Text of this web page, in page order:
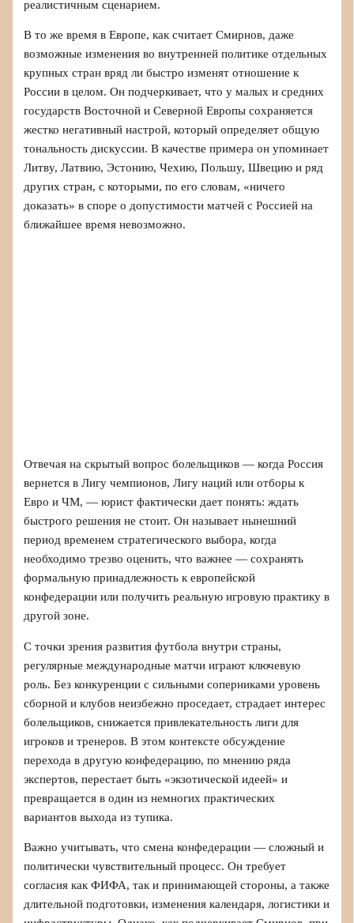
реалистичным сценарием.
В то же время в Европе, как считает Смирнов, даже
возможные изменения во внутренней политике отдельных
крупных стран вряд ли быстро изменят отношение к
России в целом. Он подчеркивает, что у малых и средних
государств Восточной и Северной Европы сохраняется
жестко негативный настрой, который определяет общую
тональность дискуссии. В качестве примера он упоминает
Литву, Латвию, Эстонию, Чехию, Польшу, Швецию и ряд
других стран, с которыми, по его словам, «ничего
доказать» в споре о допустимости матчей с Россией на
ближайшее время невозможно.
Отвечая на скрытый вопрос болельщиков — когда Россия
вернется в Лигу чемпионов, Лигу наций или отборы к
Евро и ЧМ, — юрист фактически дает понять: ждать
быстрого решения не стоит. Он называет нынешний
период временем стратегического выбора, когда
необходимо трезво оценить, что важнее — сохранять
формальную принадлежность к европейской
конфедерации или получить реальную игровую практику в
другой зоне.
С точки зрения развития футбола внутри страны,
регулярные международные матчи играют ключевую
роль. Без конкуренции с сильными соперниками уровень
сборной и клубов неизбежно проседает, страдает интерес
болельщиков, снижается привлекательность лиги для
игроков и тренеров. В этом контексте обсуждение
перехода в другую конфедерацию, по мнению ряда
экспертов, перестает быть «экзотической идеей» и
превращается в один из немногих практических
вариантов выхода из тупика.
Важно учитывать, что смена конфедерации — сложный и
политически чувствительный процесс. Он требует
согласия как ФИФА, так и принимающей стороны, а также
длительной подготовки, изменения календаря, логистики и